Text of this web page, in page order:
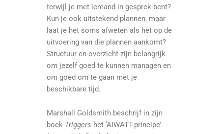
terwijl je met iemand in gesprek bent?
Kun je ook uitstekend plannen, maar
laat je het soms afweten als het op de
uitvoering van die plannen aankomt?
Structuur en overzicht zijn belangrijk
om jezelf goed te kunnen managen en
om goed om te gaan met je
beschikbare tijd.
Marshall Goldsmith beschrijf in zijn
boek Triggers het ‘AIWATT-principe’